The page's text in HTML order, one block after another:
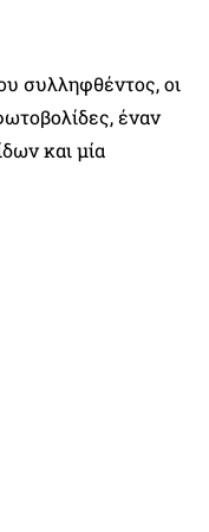
συλληφθέντος, οι
έναν
και μία